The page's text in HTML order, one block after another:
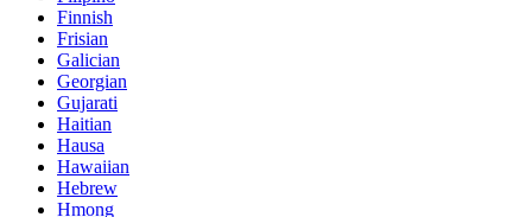
Finnish
Frisian
Galician
Georgian
Gujarati
Haitian
Hausa
Hawaiian
Hebrew
Hmong